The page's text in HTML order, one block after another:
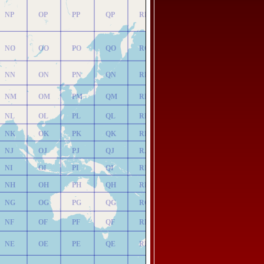
NE
NF
NG
NH
NI
NJ
NK
NL
NM
NN
NO
NP
OE
OF
OG
OH
OI
OJ
OK
OL
OM
ON
OO
OP
PE
PF
PG
PH
PI
PJ
PK
PL
PM
PN
PO
PP
QE
QF
QG
QH
QI
QJ
QK
QL
QM
QN
QO
QP
RE
RF
RG
RH
RI
RJ
RK
RL
RM
RN
RO
RP